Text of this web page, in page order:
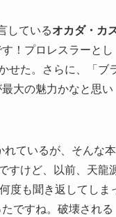
しているオカダ・カ
！プロレスラーとし
せた。さらに、「ブ
大の魅力かなと思い
れているが、そんな本
すけど、以前、天龍
度も聞き返してしま
ですね。破壊される